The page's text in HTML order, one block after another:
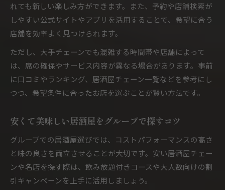
グループ利用の居酒屋で盛り上がるコツ
居酒屋チェーンで味わう一体感の楽しさ
仲間との交流を深める居酒屋活用術
居酒屋グループでのおすすめ過ごし方
れても新しい楽しみ方ができます。また、予約や店舗検索が
しやすい公式サイトやアプリを活用することで、希望に合う
店舗を効率よく見つけられます。
ただし、大手チェーンでも混雑する時間帯や店舗によって
は、席の確保やサービス内容が異なる場合があります。事前
に口コミやランキング、居酒屋チェーン一覧などを参考にし
つつ、希望条件に合ったお店を選ぶことが賢い方法です。
安くて美味しい居酒屋をグループで探すコツ
グループでの居酒屋選びでは、コストパフォーマンスの高さ
と味の良さを両立させることが大切です。安い居酒屋チェー
ンや名店を探す際は、飲み放題付きコースや大人数向けの割
引キャンペーンを上手に活用しましょう。